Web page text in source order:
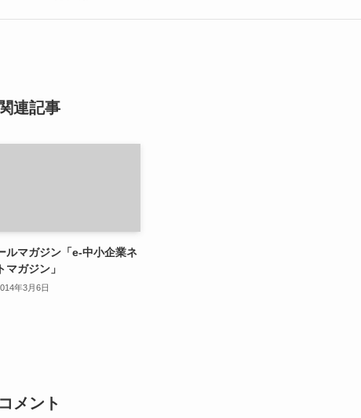
連記事
ルマガジン「e-中小企業ネ
マガジン」
年3月6日
メント